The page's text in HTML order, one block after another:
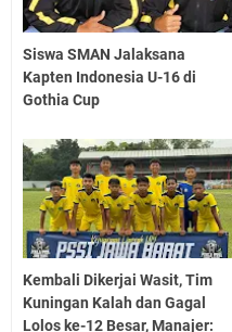
Siswa SMAN Jalaksana
Kapten Indonesia U-16 di
Gothia Cup
Kembali Dikerjai Wasit, Tim
Kuningan Kalah dan Gagal
Lolos ke-12 Besar, Manajer: